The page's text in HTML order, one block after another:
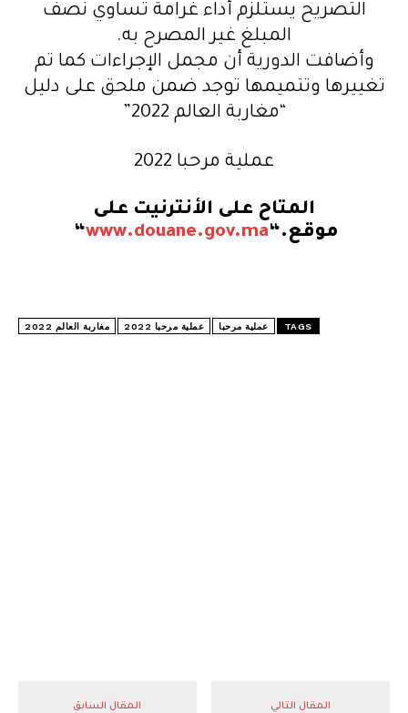
التصريح يستلزم أداء غرامة تساوي نصف
المبلغ غير المصرح به.
وأضافت الدورية أن مجمل الإجراءات كما تم
تغييرها وتتميمها توجد ضمن ملحق على دليل
“مغاربة العالم 2022”
عملية مرحبا 2022
المتاح على الأنترنيت على
موقع
“www.douane.gov.ma“.
TAGS عملية مرحبا عملية مرحبا 2022 مغاربة العالم 2022
المقال السابق المقال التالي